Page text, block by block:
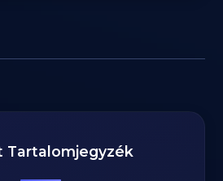
Tartalomjegyzék